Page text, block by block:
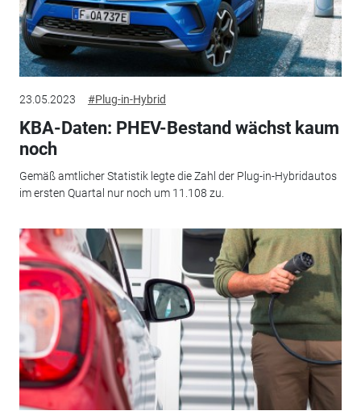
23.05.2023 #Plug-in-Hybrid
KBA-Daten: PHEV-Bestand wächst kaum
noch
Gemäß amtlicher Statistik legte die Zahl der Plug-in-Hybridautos
im ersten Quartal nur noch um 11.108 zu.